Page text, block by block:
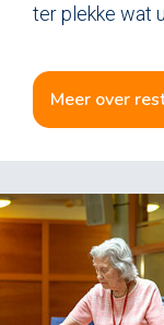
ter plekke wat
meer over